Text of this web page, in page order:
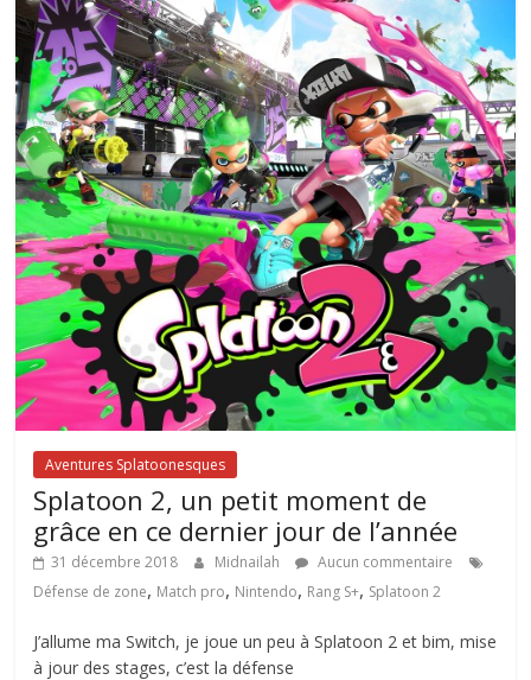
Aventures Splatoonesques
Splatoon 2, un petit moment de
grâce en ce dernier jour de l’année
31 décembre 2018 Midnailah
Aucun commentaire
Défense de zone, Match pro, Nintendo, Rang S+, Splatoon 2
J’allume ma Switch, je joue un peu à Splatoon 2 et bim, mise
à jour des stages, c’est la défense